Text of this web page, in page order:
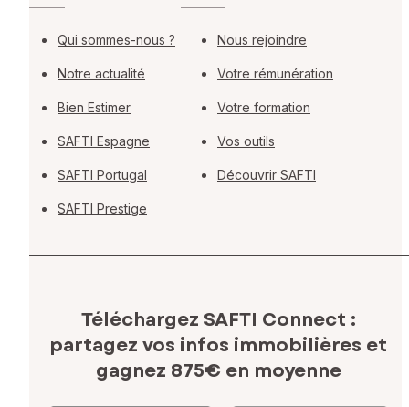
Qui sommes-nous ?
Notre actualité
Bien Estimer
SAFTI Espagne
SAFTI Portugal
SAFTI Prestige
Nous rejoindre
Votre rémunération
Votre formation
Vos outils
Découvrir SAFTI
Téléchargez SAFTI Connect :
partagez vos infos immobilières et
gagnez 875€ en moyenne